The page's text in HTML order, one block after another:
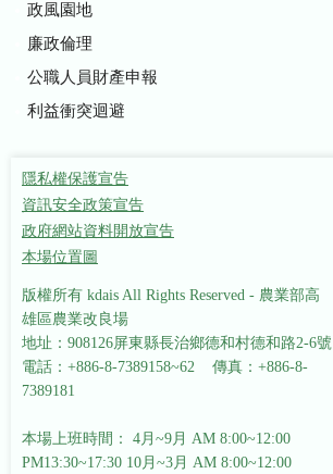
政風園地
廉政倫理
公職人員財產申報
利益衝突迴避
隱私權保護宣告
資訊安全政策宣告
政府網站資料開放宣告
本場位置圖
版權所有 kdais All Rights Reserved - 農業部高
雄區農業改良場
地址：908126屏東縣長治鄉德和村德和路2-6號
電話：+886-8-7389158~62 傳真：+886-8-
7389181
本場上班時間： 4月~9月 AM 8:00~12:00
PM13:30~17:30 10月~3月 AM 8:00~12:00